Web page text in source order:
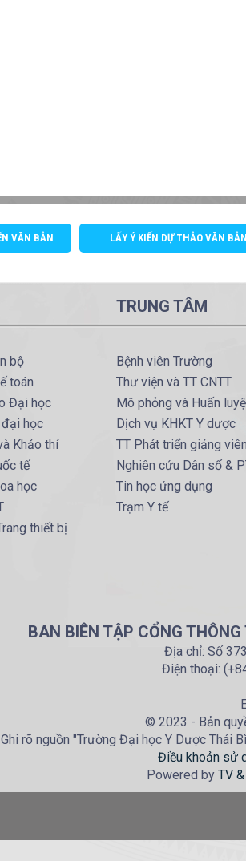
VĂN BẢN LẤY Ý KIẾN DỰ THẢO VĂN
bộ
toán
Đại học
đại học
Khảo thí
tế
học
thiết bị
TRUNG TÂM
Bệnh viên Trường
Thư viện và TT CNTT
Mô phỏng và Huấn
Dịch vụ KHKT Y dược
TT Phát triển giảng
Nghiên cứu Dân số &
Tin học ứng dụng
Trạm Y tế
BAN BIÊN TẬP CỔNG
Địa chỉ: Số
Điện thoại:
© 2023 - Bản
Ghi rõ nguồn "Trường Đại học Y Dược Thái
Điều khoản sử
Powered by TV